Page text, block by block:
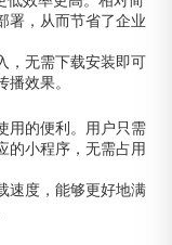
署，从而节省了企业
，无需下载安装即可
效果。
用的便利。用户只需
的小程序，无需占用
速度，能够更好地满